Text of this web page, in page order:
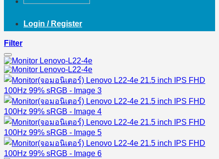
Login / Register
Filter